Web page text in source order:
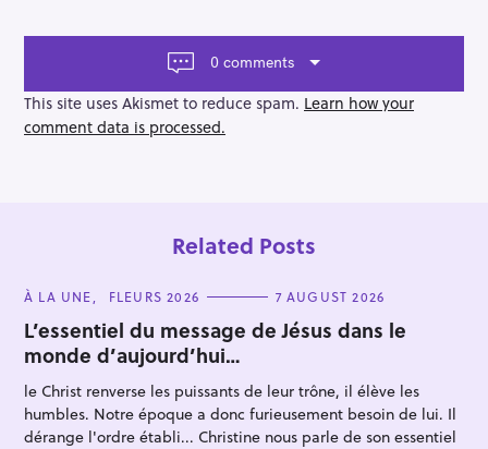
a
g
a
t
0 comments
This site uses Akismet to reduce spam. Learn how your
comment data is processed.
Related Posts
C
T
E
G
O
R
I
E
S
À LA UNE FLEURS 2026 7 AUGUST 2026
L’essentiel du message de Jésus dans le
monde d’aujourd’hui…
le Christ renverse les puissants de leur trône, il élève les
humbles. Notre époque a donc furieusement besoin de lui. Il
dérange l'ordre établi... Christine nous parle de son essentiel
S